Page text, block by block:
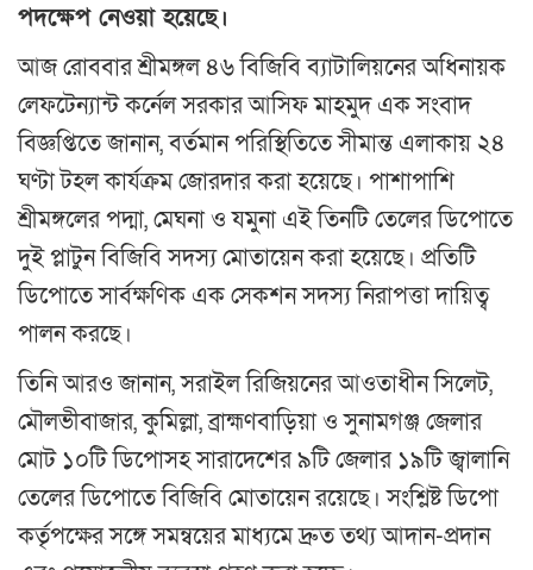
পদক্ষেপ নেওয়া হয়েছে।
আজ রোববার শ্রীমঙ্গল ৪৬ বিজিবি ব্যাটালিয়নের অধিনায়ক
লেফটেন্যান্ট কর্নেল সরকার আসিফ মাহমুদ এক সংবাদ
বিজ্ঞপ্তিতে জানান, বর্তমান পরিস্থিতিতে সীমান্ত এলাকায় ২৪
ঘণ্টা টহল কার্যক্রম জোরদার করা হয়েছে। পাশাপাশি
শ্রীমঙ্গলের পদ্মা, মেঘনা ও যমুনা এই তিনটি তেলের ডিপোতে
দুই প্লাটুন বিজিবি সদস্য মোতায়েন করা হয়েছে। প্রতিটি
ডিপোতে সার্বক্ষণিক এক সেকশন সদস্য নিরাপত্তা দায়িত্ব
পালন করছে।
তিনি আরও জানান, সরাইল রিজিয়নের আওতাধীন সিলেট,
মৌলভীবাজার, কুমিল্লা, ব্রাহ্মণবাড়িয়া ও সুনামগঞ্জ জেলার
মোট ১০টি ডিপোসহ সারাদেশের ৯টি জেলার ১৯টি জ্বালানি
তেলের ডিপোতে বিজিবি মোতায়েন রয়েছে। সংশ্লিষ্ট ডিপো
কর্তৃপক্ষের সঙ্গে সমন্বয়ের মাধ্যমে দ্রুত তথ্য আদান-প্রদান